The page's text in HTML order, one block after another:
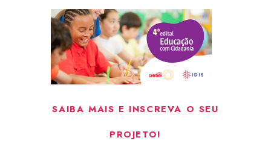
SAIBA MAIS E INSCREVA O SEU
PROJETO!